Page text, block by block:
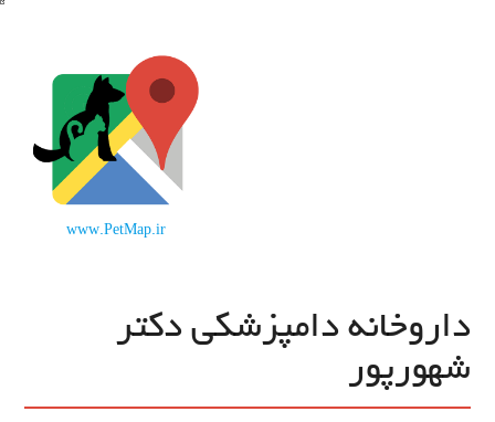
www.PetMap.ir
داروخانه دامپزشکی دکتر
شهورپور